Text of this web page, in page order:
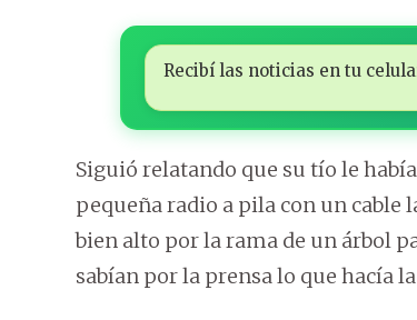
Recibí las noticias en tu
Siguió relatando que su tío le
pequeña radio a pila con un cable
bien alto por la rama de un árbol
sabían por la prensa lo que hacía